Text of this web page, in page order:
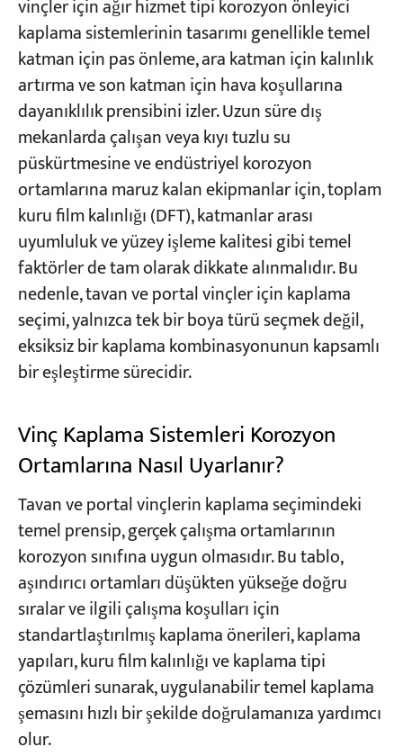
vinçler için ağır hizmet tipi korozyon önleyici
kaplama sistemlerinin tasarımı genellikle temel
katman için pas önleme, ara katman için kalınlık
artırma ve son katman için hava koşullarına
dayanıklılık prensibini izler. Uzun süre dış
mekanlarda çalışan veya kıyı tuzlu su
püskürtmesine ve endüstriyel korozyon
ortamlarına maruz kalan ekipmanlar için, toplam
kuru film kalınlığı (DFT), katmanlar arası
uyumluluk ve yüzey işleme kalitesi gibi temel
faktörler de tam olarak dikkate alınmalıdır. Bu
nedenle, tavan ve portal vinçler için kaplama
seçimi, yalnızca tek bir boya türü seçmek değil,
eksiksiz bir kaplama kombinasyonunun kapsamlı
bir eşleştirme sürecidir.
Vinç Kaplama Sistemleri Korozyon
Ortamlarına Nasıl Uyarlanır?
Tavan ve portal vinçlerin kaplama seçimindeki
temel prensip, gerçek çalışma ortamlarının
korozyon sınıfına uygun olmasıdır. Bu tablo,
aşındırıcı ortamları düşükten yükseğe doğru
sıralar ve ilgili çalışma koşulları için
standartlaştırılmış kaplama önerileri, kaplama
yapıları, kuru film kalınlığı ve kaplama tipi
çözümleri sunarak, uygulanabilir temel kaplama
şemasını hızlı bir şekilde doğrulamanıza yardımcı
olur.